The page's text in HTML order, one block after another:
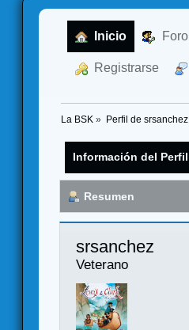
Inicio Foro
Registrarse
La BSK » Perfil de srsanchez
Información del Perfil
Resumen
srsanchez
Veterano